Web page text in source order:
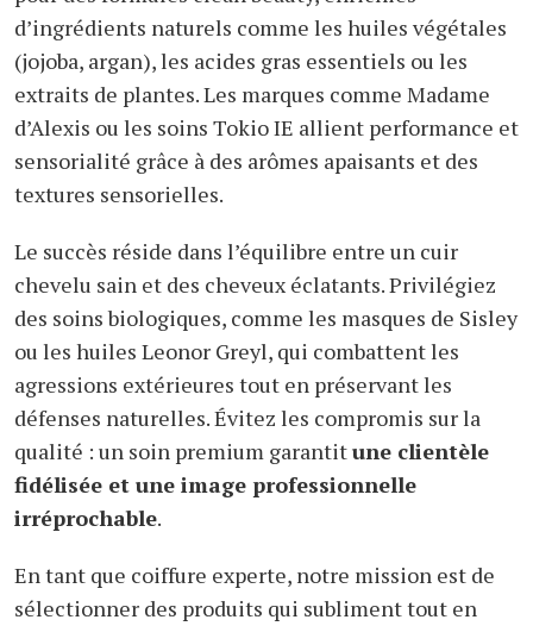
d’ingrédients naturels comme les huiles végétales
(jojoba, argan), les acides gras essentiels ou les
extraits de plantes. Les marques comme Madame
d’Alexis ou les soins Tokio IE allient performance et
sensorialité grâce à des arômes apaisants et des
textures sensorielles.
Le succès réside dans l’équilibre entre un cuir
chevelu sain et des cheveux éclatants. Privilégiez
des soins biologiques, comme les masques de Sisley
ou les huiles Leonor Greyl, qui combattent les
agressions extérieures tout en préservant les
défenses naturelles. Évitez les compromis sur la
qualité : un soin premium garantitune clientèle
fidélisée et une image professionnelle
irréprochable.
En tant que coiffure experte, notre mission est de
sélectionner des produits qui subliment tout en